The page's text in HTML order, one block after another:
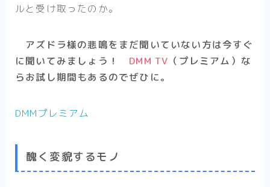
ルと受け取ったのか。
アズドラ様の悲鳴をまだ聞いていない方は今すぐ
に聞いてみましょう！ DMM TV （プレミアム）な
らお試し期間もあるのでぜひに。
DMMプレミアム
醜く変貌するモノ